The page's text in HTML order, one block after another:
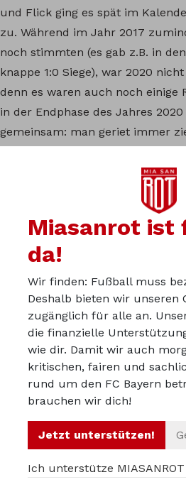
und Flick ging es spät im
zu. Während im Jahr 2017
noch stimmten (es gab z.B. in
knappe 1:0 Siege), war 2020
denn es waren auch noch einige
in der Endphase des Jahres
gemeinsam: man geriet immer
Was aktuell also passiert, ist
öfter gegeben hätte und wenn
wiederholen (auch mit komplett
Protagonisten auf und neben
wohl gute Gründe dafür geben.
gelassen werden darf, sind die
Platzverhältnisse gegen Ende
werden tiefer und holpriger, was
kombinationsstarken
Das in Kombination mit
und langsamer wirkt und sich
wirkende Fehler häufen. Und
Prozent zusammen, die es dann
Miasanrot ist
da!
Wir finden: Fußball muss
Deshalb bieten wir unseren
zugänglich für alle an.
die finanzielle
wie dir. Damit wir auch
kritischen, fairen und
rund um den FC Bayern
brauchen wir dich!
Jetzt unterstützen!
Ich unterstütze